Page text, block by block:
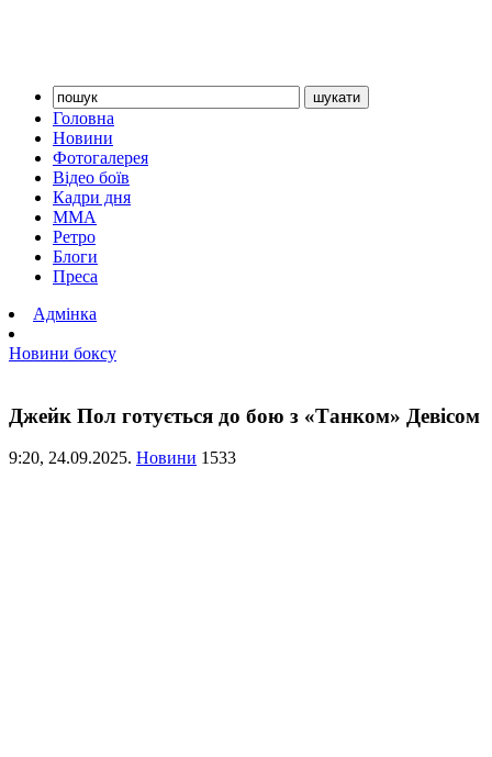
Головна
Новини
Фотогалерея
Відео боїв
Кадри дня
ММА
Ретро
Блоги
Преса
Адмінка
Новини боксу
Джейк Пол готується до бою з «Танком» Девісом
9:20, 24.09.2025. Новини 1533